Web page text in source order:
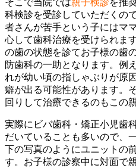
科検診を受診していただくの
者さんが苦手という子にはマ
心して歯科治療を受けられま
の歯の状態を診てお子様の歯
防歯科の一助となります。例
れが幼い頃の指しゃぶりが原
癖が出る可能性があります。
回りして治療できるのもこの
実際にビバ歯科・矯正小児歯
だいていることも多いので、
下の写真のようにユニットの
す。お子様の診察中に対面で